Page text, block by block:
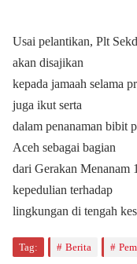
Usai pelantikan, Plt
akan disajikan
kepada jamaah selama
juga ikut serta
dalam penanaman bibit
Aceh sebagai bagian
dari Gerakan Menanam
kepedulian terhadap
lingkungan di tengah
Tag: Berita